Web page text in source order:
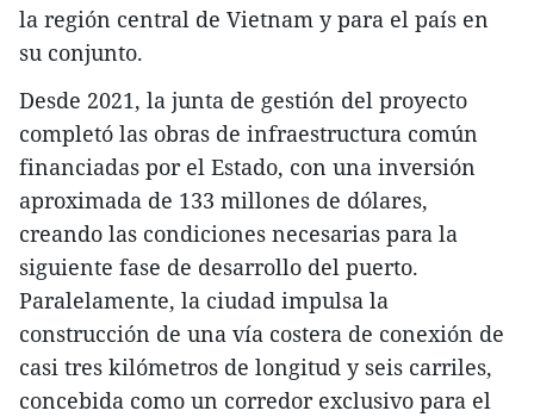
la región central de Vietnam y para el país en
su conjunto.
​Desde 2021, la junta de gestión del proyecto
completó las obras de infraestructura común
financiadas por el Estado, con una inversión
aproximada de 133 millones de dólares,
creando las condiciones necesarias para la
siguiente fase de desarrollo del puerto.
Paralelamente, la ciudad impulsa la
construcción de una vía costera de conexión de
casi tres kilómetros de longitud y seis carriles,
concebida como un corredor exclusivo para el